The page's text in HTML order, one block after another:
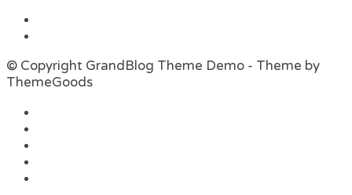
© Copyright GrandBlog Theme Demo - Theme by
ThemeGoods